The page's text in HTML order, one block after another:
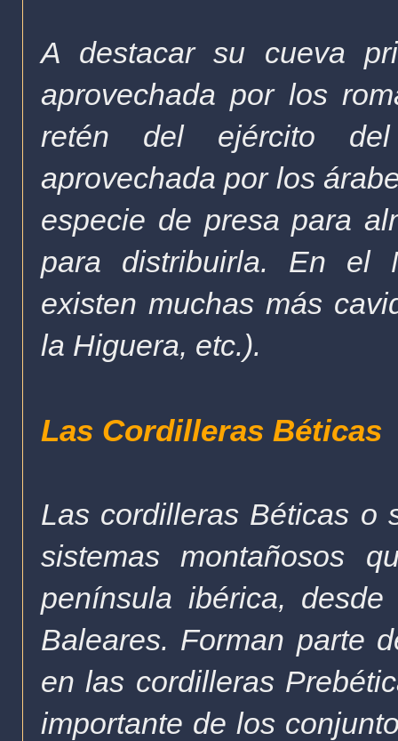
A destacar su cueva
aprovechada por los
retén del ejército
aprovechada por los
especie de presa para
para distribuirla. En el
existen muchas más
la Higuera, etc.).
Las Cordilleras Béticas
Las cordilleras Béticas o
sistemas montañosos
península ibérica,
Baleares. Forman parte
en las cordilleras
importante de los